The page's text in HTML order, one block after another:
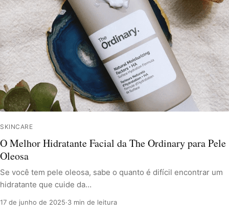
SKINCARE
O Melhor Hidratante Facial da The Ordinary para Pele
Oleosa
Se você tem pele oleosa, sabe o quanto é difícil encontrar um
hidratante que cuide da…
17 de junho de 2025·3 min de leitura